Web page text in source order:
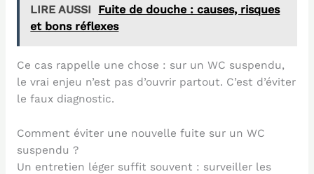
LIRE AUSSI
Fuite de douche : causes, risques
et bons réflexes
Ce cas rappelle une chose : sur un WC suspendu,
le vrai enjeu n’est pas d’ouvrir partout. C’est d’éviter
le faux diagnostic.
Comment éviter une nouvelle fuite sur un WC
suspendu ?
Un entretien léger suffit souvent : surveiller les